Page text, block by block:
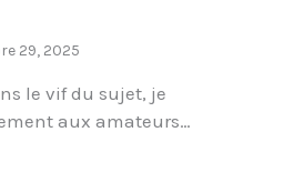
29, 2025
le vif du sujet, je
aux amateurs…